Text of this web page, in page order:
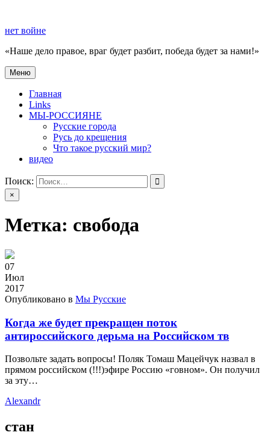
содержимому
нет войне
«Наше дело правое, враг будет разбит, победа будет за нами!»
нет войне
«Наше дело правое, враг будет разбит, победа будет за нами!»
Меню
Главная
Links
МЫ-РОССИЯНЕ
Русские города
Русь до крещения
Что такое русский мир?
видео
Поиск:
×
Метка: свобода
07
Июл
2017
Опубликовано в Мы Русские
Когда же будет прекращен поток
антироссийского дерьма на Российском тв
Позвольте задать вопросы! Поляк Томаш Мацейчук назвал в
прямом российском (!!!)эфире Россию «говном». Он получил
за эту…
Alexandr
стан